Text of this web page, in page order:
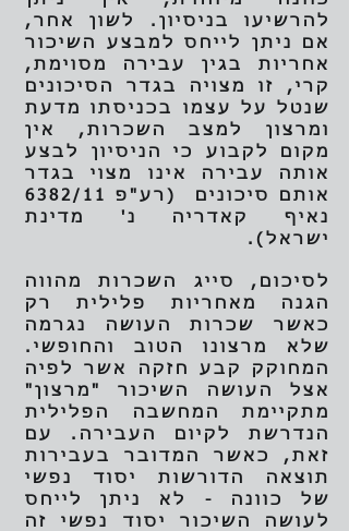
להרשיעו בניסיון. לשון אחר,
אם ניתן לייחס למבצע השיכור
אחריות בגין עבירה מסוימת,
קרי, זו מצויה בגדר הסיכונים
שנטל על עצמו בכניסתו מדעת
ומרצון למצב השכרות, אין
מקום לקבוע כי הניסיון לבצע
אותה עבירה אינו מצוי בגדר
אותם סיכונים (רע"פ 6382/11
נאיף קאדריה נ' מדינת
ישראל).
לסיכום, סייג השכרות מהווה
הגנה מאחריות פלילית רק
כאשר שכרות העושה נגרמה
שלא מרצונו הטוב והחופשי.
המחוקק קבע חזקה אשר לפיה
אצל העושה השיכור "מרצון"
מתקיימת המחשבה הפלילית
הנדרשת לקיום העבירה. עם
זאת, כאשר המדובר בעבירות
תוצאה הדורשות יסוד נפשי
של כוונה - לא ניתן לייחס
לעושה השיכור יסוד נפשי זה